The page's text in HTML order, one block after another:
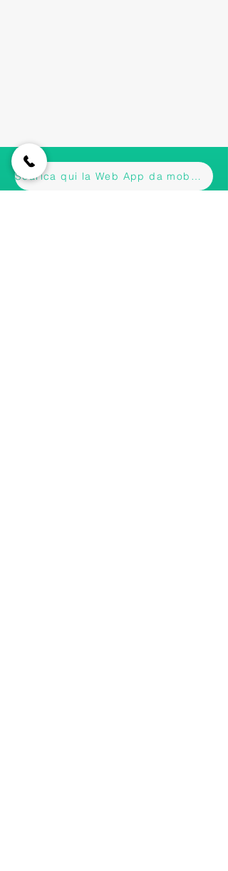
Scarica qui la Web App da mobile